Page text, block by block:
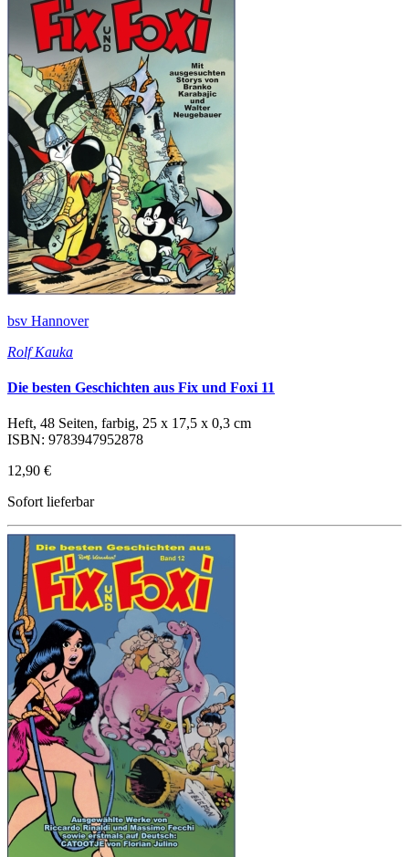
bsv Hannover
Rolf Kauka
Die besten Geschichten aus Fix und Foxi 11
Heft, 48 Seiten, farbig, 25 x 17,5 x 0,3 cm
ISBN: 9783947952878
12,90 €
Sofort lieferbar